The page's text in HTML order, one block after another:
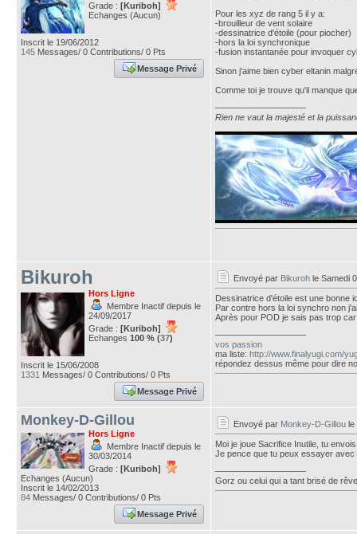
Grade : [Kuriboh]
Echanges (Aucun)
Inscrit le 19/06/2012
145 Messages/ 0 Contributions/ 0 Pts
Message Privé
Pour les xyz de rang 5 il y a:
-brouilleur de vent solaire
-dessinatrice d'étoile (pour piocher)
-hors la loi synchronique
-fusion instantanée pour invoquer
Sinon j'aime bien cyber eltanin
Comme toi je trouve qu'il manque
Rien ne vaut la majesté et la
Bikuroh
Hors Ligne
Membre Inactif depuis le
24/09/2017
Grade : [Kuriboh]
Echanges 100 % (37)
Inscrit le 15/06/2008
1331 Messages/ 0 Contributions/ 0 Pts
Message Privé
Envoyé par Bikuroh le Samedi
Dessinatrice d'étoile est une bonne
Par contre hors la loi synchro non
Après pour POD je sais pas trop
vos passion
ma liste: http://www.finalyugi.com/
répondez dessus même pour dire
Monkey-D-Gillou
Hors Ligne
Membre Inactif depuis le
30/03/2014
Grade : [Kuriboh]
Echanges (Aucun)
Inscrit le 14/02/2013
84 Messages/ 0 Contributions/ 0 Pts
Message Privé
Envoyé par Monkey-D-Gillou le
Moi je joue Sacrifice Inutile, tu
Je pence que tu peux essayer avec
Gorz ou celui qui a tant brisé de